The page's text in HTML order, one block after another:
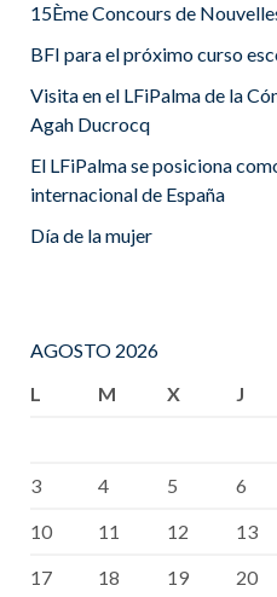
15Ème Concours de
BFI para el próximo curso
Visita en el LFiPalma de la
Agah Ducrocq
El LFiPalma se posiciona
internacional de España
Día de la mujer
AGOSTO 2026
L
M X J
3
4 5 6
10
11 12 13
17
18 19 20